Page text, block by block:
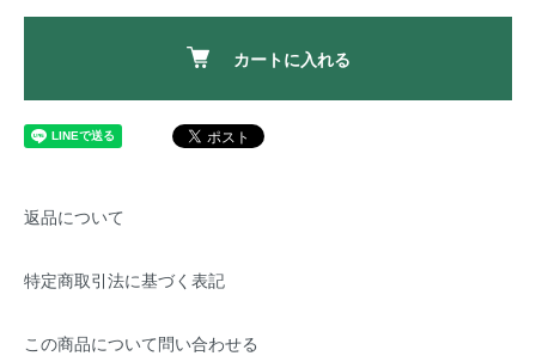
カートに入れる
返品について
特定商取引法に基づく表記
この商品について問い合わせる